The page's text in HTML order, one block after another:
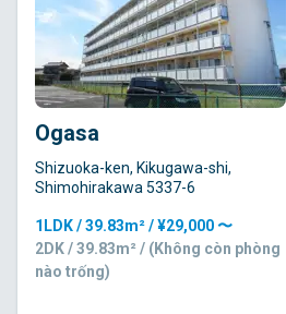
Ogasa
Shizuoka-ken, Kikugawa-shi,
Shimohirakawa 5337-6
1LDK / 39.83m² / ¥29,000 〜
2DK / 39.83m² / (Không còn phòng
nào trống)